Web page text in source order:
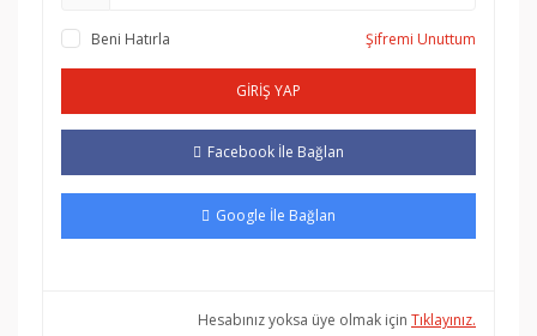
Beni Hatırla Şifremi Unuttum
GİRİŞ YAP
Facebook İle Bağlan
Google İle Bağlan
Hesabınız yoksa üye olmak için Tıklayınız.